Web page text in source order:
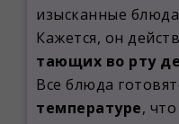
изысканные
Кажется, он
тающих во рту
Все блюда
температуре,